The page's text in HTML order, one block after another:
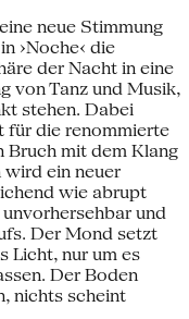
neue Stimmung
›Noche‹ die
der Nacht in eine
von Tanz und Musik,
stehen. Dabei
für die renommierte
Bruch mit dem Klang
ein neuer
wie abrupt
und
Der Mond setzt
Licht, nur um es
Der Boden
nichts scheint